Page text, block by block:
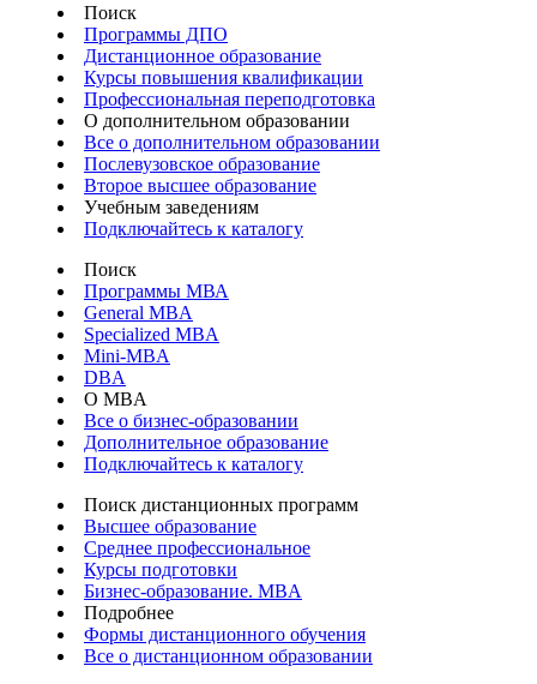
Поиск
Программы ДПО
Дистанционное образование
Курсы повышения квалификации
Профессиональная переподготовка
О дополнительном образовании
Все о дополнительном образовании
Послевузовское образование
Второе высшее образование
Учебным заведениям
Подключайтесь к каталогу
Поиск
Программы МВА
General MBA
Specialized MBA
Mini-MBA
DBA
О MBA
Все о бизнес-образовании
Дополнительное образование
Подключайтесь к каталогу
Поиск дистанционных программ
Высшее образование
Среднее профессиональное
Курсы подготовки
Бизнес-образование. MBA
Подробнее
Формы дистанционного обучения
Все о дистанционном образовании